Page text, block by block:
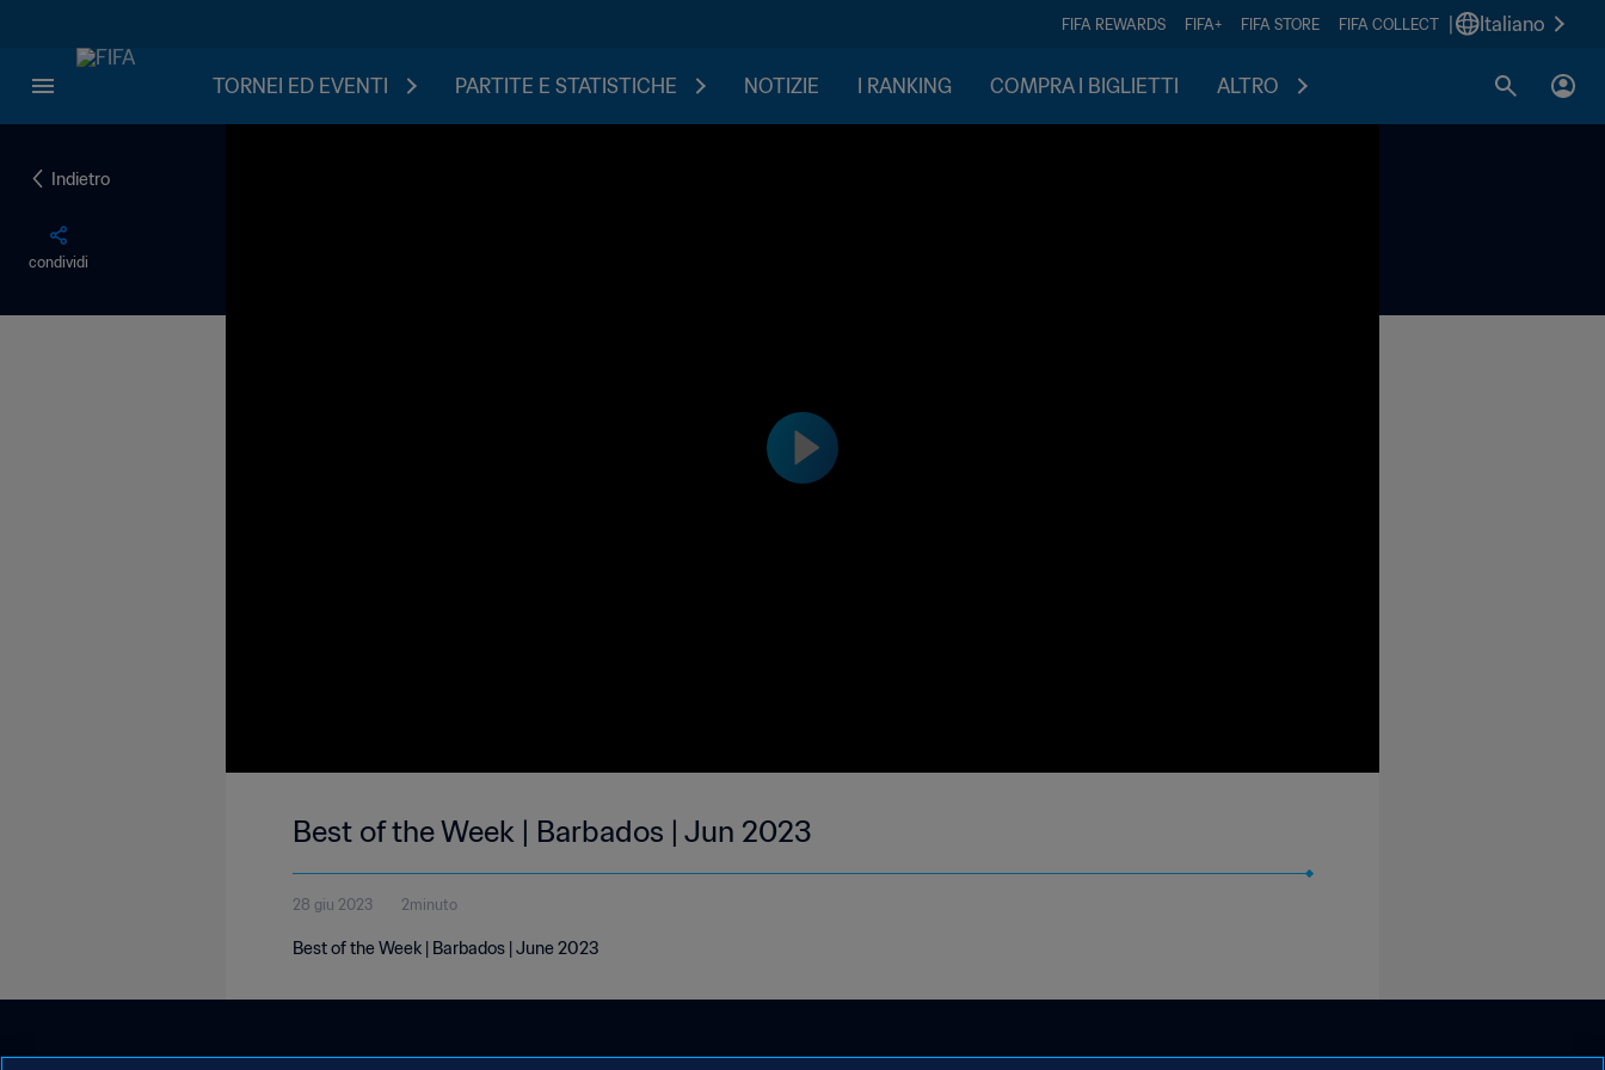
FIFA REWARDS FIFA+ FIFA STORE FIFA COLLECT Italiano
TORNEI ED EVENTI PARTITE E STATISTICHE NOTIZIE I RANKING COMPRA I BIGLIETTI ALTRO
Indietro
condividi
Best of the Week | Barbados | Jun 2023
28 giu 2023 2minuto
Best of the Week | Barbados | June 2023